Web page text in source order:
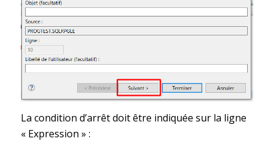
La condition d’arrêt doit être indiquée sur la ligne
« Expression » :